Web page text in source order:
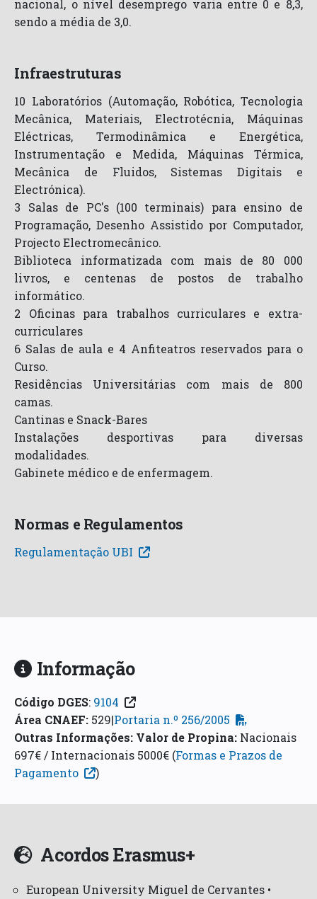
nacional, o nível desemprego varia entre 0 e 8,3,
sendo a média de 3,0.
Infraestruturas
10 Laboratórios (Automação, Robótica, Tecnologia
Mecânica, Materiais, Electrotécnia, Máquinas
Eléctricas, Termodinâmica e Energética,
Instrumentação e Medida, Máquinas Térmica,
Mecânica de Fluidos, Sistemas Digitais e
Electrónica).
3 Salas de PC's (100 terminais) para ensino de
Programação, Desenho Assistido por Computador,
Projecto Electromecânico.
Biblioteca informatizada com mais de 80 000
livros, e centenas de postos de trabalho
informático.
2 Oficinas para trabalhos curriculares e extra-
curriculares
6 Salas de aula e 4 Anfiteatros reservados para o
Curso.
Residências Universitárias com mais de 800
camas.
Cantinas e Snack-Bares
Instalações desportivas para diversas
modalidades.
Gabinete médico e de enfermagem.
Normas e Regulamentos
Regulamentação UBI
Informação
Código DGES: 9104
Área CNAEF: 529|Portaria n.º 256/2005
Outras Informações: Valor de Propina: Nacionais
697€ / Internacionais 5000€ (Formas e Prazos de
Pagamento
)
Acordos Erasmus+
European University Miguel de Cervantes •